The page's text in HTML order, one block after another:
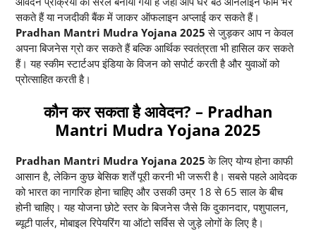
सकते हैं या नजदीकी बैंक में जाकर ऑफलाइन अप्लाई कर सकते हैं।
Pradhan Mantri Mudra Yojana 2025 से जुड़कर आप न केवल
अपना बिजनेस ग्रो कर सकते हैं बल्कि आर्थिक स्वतंत्रता भी हासिल कर सकते
हैं। यह स्कीम स्टार्टअप इंडिया के विजन को सपोर्ट करती है और युवाओं को
प्रोत्साहित करती है।
कौन कर सकता है आवेदन? – Pradhan
Mantri Mudra Yojana 2025
Pradhan Mantri Mudra Yojana 2025 के लिए योग्य होना काफी
आसान है, लेकिन कुछ बेसिक शर्तें पूरी करनी भी जरूरी है। सबसे पहले आवेदक
को भारत का नागरिक होना चाहिए और उसकी उम्र 18 से 65 साल के बीच
होनी चाहिए। यह योजना छोटे स्तर के बिजनेस जैसे कि दुकानदार, पशुपालन,
ब्यूटी पार्लर, मोबाइल रिपेयरिंग या ऑटो सर्विस से जुड़े लोगों के लिए है।